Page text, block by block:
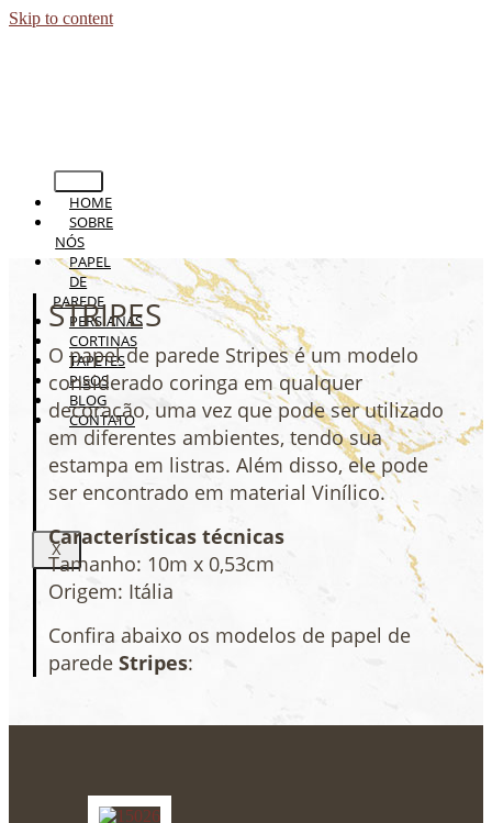
Skip to content
HOME
SOBRE
NÓS
PAPEL
DE
PAREDE
PERSIANAS
CORTINAS
TAPETES
PISOS
BLOG
CONTATO
X
STRIPES
O papel de parede Stripes é um modelo
considerado coringa em qualquer
decoração, uma vez que pode ser utilizado
em diferentes ambientes, tendo sua
estampa em listras. Além disso, ele pode
ser encontrado em material Vinílico.
Características técnicas
Tamanho: 10m x 0,53cm
Origem: Itália
Confira abaixo os modelos de papel de
paredeStripes: